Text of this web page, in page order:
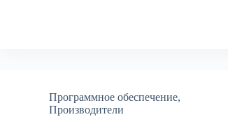
Программное обеспечение,
Производители